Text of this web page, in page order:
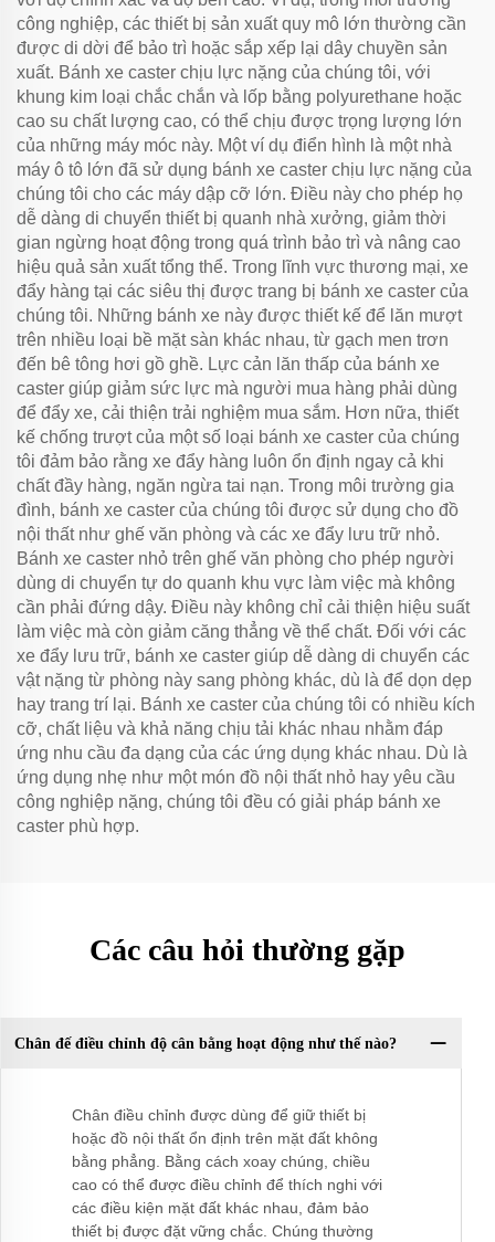
công nghiệp, các thiết bị sản xuất quy mô lớn thường cần
được di dời để bảo trì hoặc sắp xếp lại dây chuyền sản
xuất. Bánh xe caster chịu lực nặng của chúng tôi, với
khung kim loại chắc chắn và lốp bằng polyurethane hoặc
cao su chất lượng cao, có thể chịu được trọng lượng lớn
của những máy móc này. Một ví dụ điển hình là một nhà
máy ô tô lớn đã sử dụng bánh xe caster chịu lực nặng của
chúng tôi cho các máy dập cỡ lớn. Điều này cho phép họ
dễ dàng di chuyển thiết bị quanh nhà xưởng, giảm thời
gian ngừng hoạt động trong quá trình bảo trì và nâng cao
hiệu quả sản xuất tổng thể. Trong lĩnh vực thương mại, xe
đẩy hàng tại các siêu thị được trang bị bánh xe caster của
chúng tôi. Những bánh xe này được thiết kế để lăn mượt
trên nhiều loại bề mặt sàn khác nhau, từ gạch men trơn
đến bê tông hơi gồ ghề. Lực cản lăn thấp của bánh xe
caster giúp giảm sức lực mà người mua hàng phải dùng
để đẩy xe, cải thiện trải nghiệm mua sắm. Hơn nữa, thiết
kế chống trượt của một số loại bánh xe caster của chúng
tôi đảm bảo rằng xe đẩy hàng luôn ổn định ngay cả khi
chất đầy hàng, ngăn ngừa tai nạn. Trong môi trường gia
đình, bánh xe caster của chúng tôi được sử dụng cho đồ
nội thất như ghế văn phòng và các xe đẩy lưu trữ nhỏ.
Bánh xe caster nhỏ trên ghế văn phòng cho phép người
dùng di chuyển tự do quanh khu vực làm việc mà không
cần phải đứng dậy. Điều này không chỉ cải thiện hiệu suất
làm việc mà còn giảm căng thẳng về thể chất. Đối với các
xe đẩy lưu trữ, bánh xe caster giúp dễ dàng di chuyển các
vật nặng từ phòng này sang phòng khác, dù là để dọn dẹp
hay trang trí lại. Bánh xe caster của chúng tôi có nhiều kích
cỡ, chất liệu và khả năng chịu tải khác nhau nhằm đáp
ứng nhu cầu đa dạng của các ứng dụng khác nhau. Dù là
ứng dụng nhẹ như một món đồ nội thất nhỏ hay yêu cầu
công nghiệp nặng, chúng tôi đều có giải pháp bánh xe
caster phù hợp.
Các câu hỏi thường gặp
Chân đế điều chỉnh độ cân bằng hoạt động như thế nào?
Chân điều chỉnh được dùng để giữ thiết bị
hoặc đồ nội thất ổn định trên mặt đất không
bằng phẳng. Bằng cách xoay chúng, chiều
cao có thể được điều chỉnh để thích nghi với
các điều kiện mặt đất khác nhau, đảm bảo
thiết bị được đặt vững chắc. Chúng thường